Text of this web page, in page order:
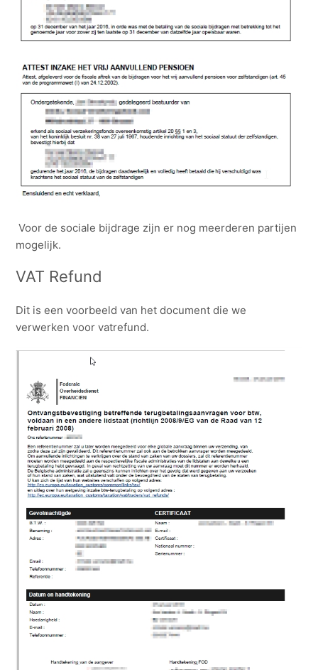
Voor de sociale bijdrage zijn er nog meerderen partijen
mogelijk.
VAT Refund
Dit is een voorbeeld van het document die we
verwerken voor vatrefund.